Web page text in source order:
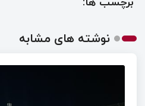
نوشته های مشابه